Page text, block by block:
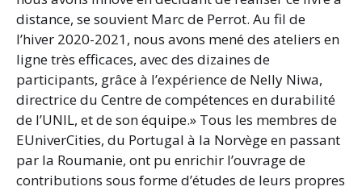
distance, se souvient Marc de Perrot. Au fil de
l’hiver 2020-2021, nous avons mené des ateliers en
ligne très efficaces, avec des dizaines de
participants, grâce à l’expérience de Nelly Niwa,
directrice du Centre de compétences en durabilité
de l’UNIL, et de son équipe.» Tous les membres de
EUniverCities, du Portugal à la Norvège en passant
par la Roumanie, ont pu enrichir l’ouvrage de
contributions sous forme d’études de leurs propres